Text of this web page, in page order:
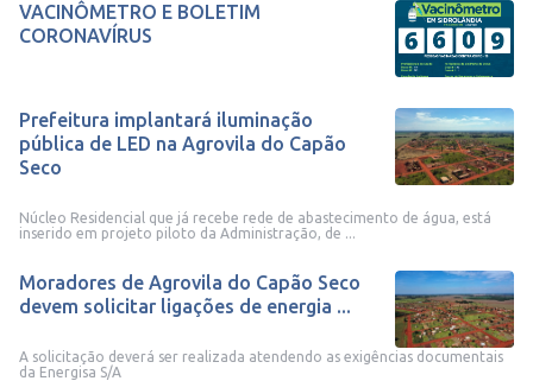
VACINÔMETRO E BOLETIM
CORONAVÍRUS
Prefeitura implantará iluminação
pública de LED na Agrovila do Capão
Seco
Núcleo Residencial que já recebe rede de abastecimento de água, está
inserido em projeto piloto da Administração, de ...
Moradores de Agrovila do Capão Seco
devem solicitar ligações de energia ...
A solicitação deverá ser realizada atendendo as exigências documentais
da Energisa S/A